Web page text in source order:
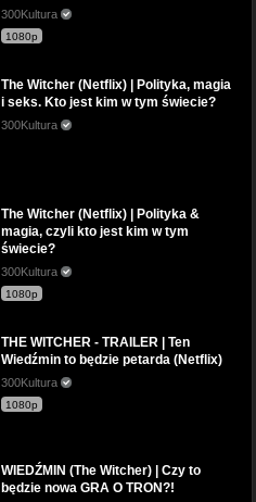
300Kultura
1080p
The Witcher (Netflix) | Polityka, magia
i seks. Kto jest kim w tym świecie?
300Kultura
The Witcher (Netflix) | Polityka &
magia, czyli kto jest kim w tym
świecie?
300Kultura
1080p
THE WITCHER - TRAILER | Ten
Wiedźmin to będzie petarda (Netflix)
300Kultura
1080p
WIEDŹMIN (The Witcher) | Czy to
będzie nowa GRA O TRON?!